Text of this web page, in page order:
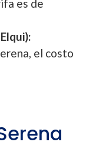
es de
el costo